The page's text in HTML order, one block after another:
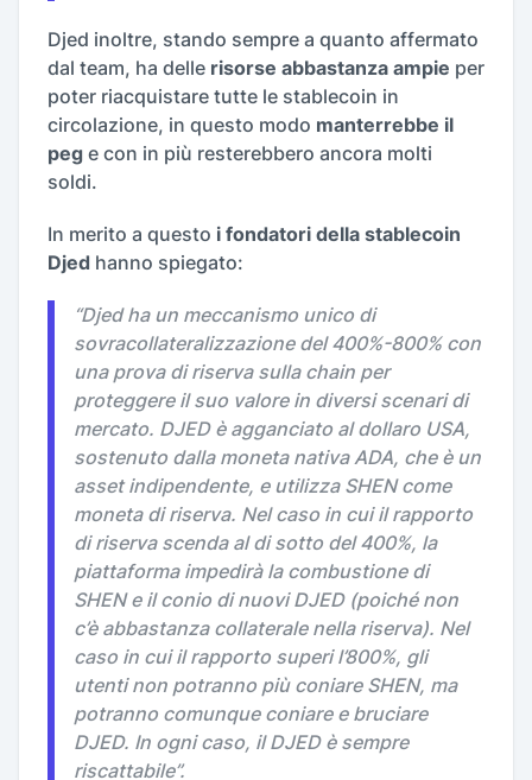
Djed inoltre, stando sempre a quanto affermato
dal team, ha delle risorse abbastanza ampie per
poter riacquistare tutte le stablecoin in
circolazione, in questo modo manterrebbe il
peg e con in più resterebbero ancora molti
soldi.
In merito a questo i fondatori della stablecoin
Djed hanno spiegato:
“Djed ha un meccanismo unico di
sovracollateralizzazione del 400%-800% con
una prova di riserva sulla chain per
proteggere il suo valore in diversi scenari di
mercato. DJED è agganciato al dollaro USA,
sostenuto dalla moneta nativa ADA, che è un
asset indipendente, e utilizza SHEN come
moneta di riserva. Nel caso in cui il rapporto
di riserva scenda al di sotto del 400%, la
piattaforma impedirà la combustione di
SHEN e il conio di nuovi DJED (poiché non
c’è abbastanza collaterale nella riserva). Nel
caso in cui il rapporto superi l’800%, gli
utenti non potranno più coniare SHEN, ma
potranno comunque coniare e bruciare
DJED. In ogni caso, il DJED è sempre
riscattabile”.